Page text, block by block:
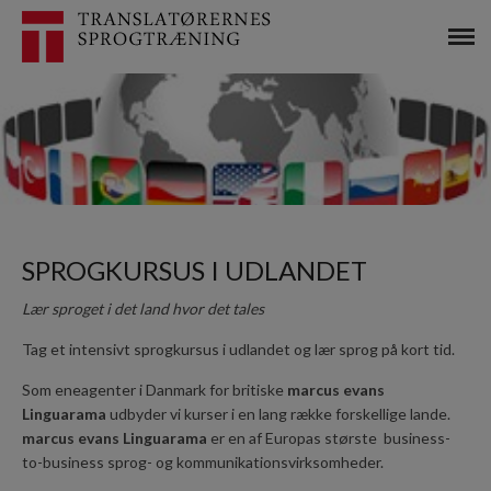
SPROGKURSUS I UDLANDET
Lær sproget i det land hvor det tales
Tag et intensivt sprogkursus i udlandet og lær sprog på kort tid.
Som eneagenter i Danmark for britiske marcus evans
Linguarama udbyder vi kurser i en lang række forskellige lande.
marcus evans Linguarama er en af Europas største business-
to-business sprog- og kommunikationsvirksomheder.